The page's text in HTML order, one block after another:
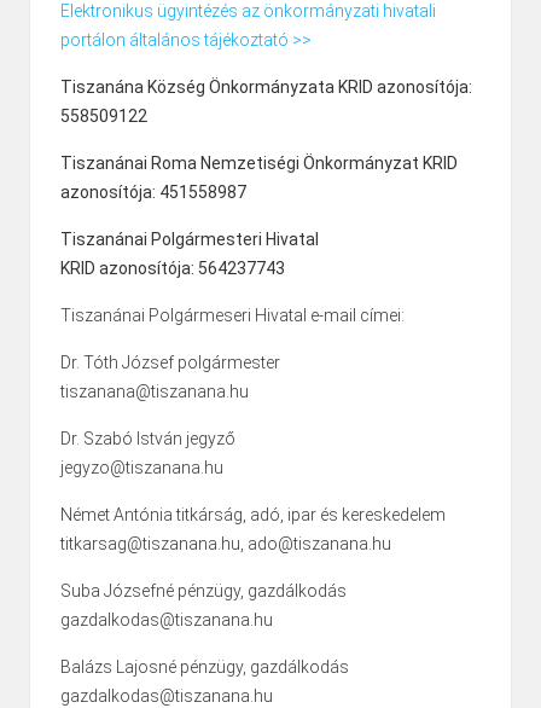
Elektronikus ügyintézés az önkormányzati hivatali
portálon általános tájékoztató >>
Tiszanána Község Önkormányzata KRID azonosítója:
558509122
Tiszanánai Roma Nemzetiségi Önkormányzat KRID
azonosítója: 451558987
Tiszanánai Polgármesteri Hivatal
KRID azonosítója: 564237743
Tiszanánai Polgármeseri Hivatal e-mail címei:
Dr. Tóth József polgármester
tiszanana@tiszanana.hu
Dr. Szabó István jegyző
jegyzo@tiszanana.hu
Német Antónia titkárság, adó, ipar és kereskedelem
titkarsag@tiszanana.hu, ado@tiszanana.hu
Suba Józsefné pénzügy, gazdálkodás
gazdalkodas@tiszanana.hu
Balázs Lajosné pénzügy, gazdálkodás
gazdalkodas@tiszanana.hu